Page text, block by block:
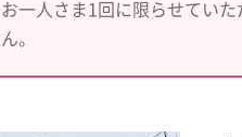
一人さま1回に限らせてい
。